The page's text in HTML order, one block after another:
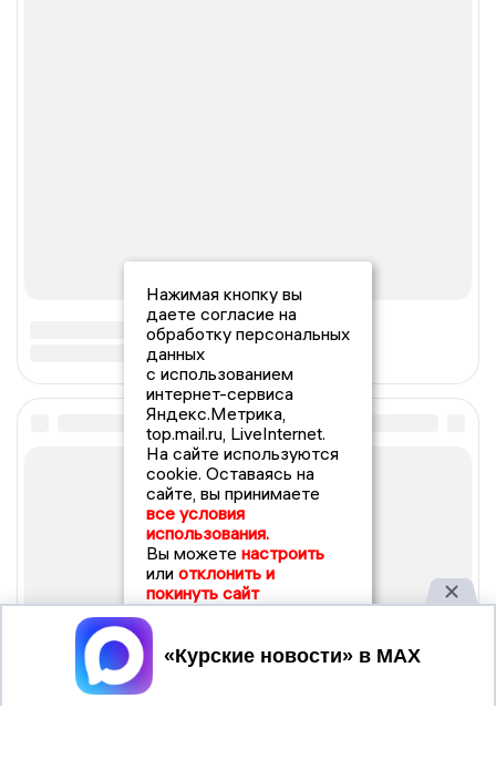
Нажимая кнопку вы
даете согласие на
обработку персональных
данных
с использованием
интернет-сервиса
Яндекс.Метрика,
top.mail.ru, LiveInternet.
На сайте используются
cookie. Оставаясь на
сайте, вы принимаете
все условия
использования.
Вы можете настроить
или отклонить и
покинуть сайт
Принять